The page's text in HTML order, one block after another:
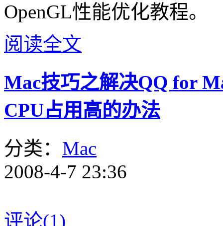
OpenGL性能优化教程。
阅读全文
Mac技巧之解决QQ for
CPU占用高的办法
分类： Mac
2008-4-7 23:36
评论(1)